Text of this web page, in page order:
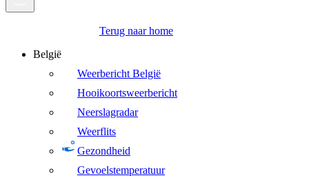
Terug naar home
België
Weerbericht België
Hooikoortsweerbericht
Neerslagradar
Weerflits
Gezondheid
Gevoelstemperatuur